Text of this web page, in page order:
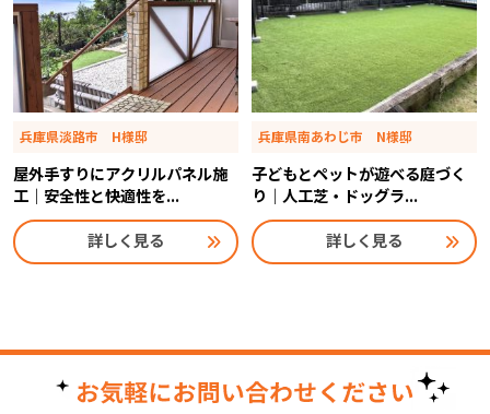
兵庫県淡路市 H様邸
屋外手すりにアクリルパネル施
工｜安全性と快適性を...
詳しく見る
兵庫県南あわじ市 N様邸
子どもとペットが遊べる庭づく
り｜人工芝・ドッグラ...
詳しく見る